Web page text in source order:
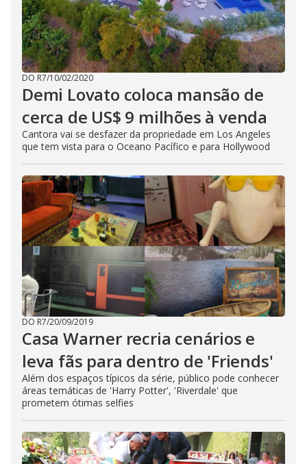
DO R7/10/02/2020
Demi Lovato coloca mansão de
cerca de US$ 9 milhões à venda
Cantora vai se desfazer da propriedade em Los Angeles
que tem vista para o Oceano Pacífico e para Hollywood
DO R7/20/09/2019
Casa Warner recria cenários e
leva fãs para dentro de 'Friends'
Além dos espaços típicos da série, público pode conhecer
áreas temáticas de 'Harry Potter', 'Riverdale' que
prometem ótimas selfies